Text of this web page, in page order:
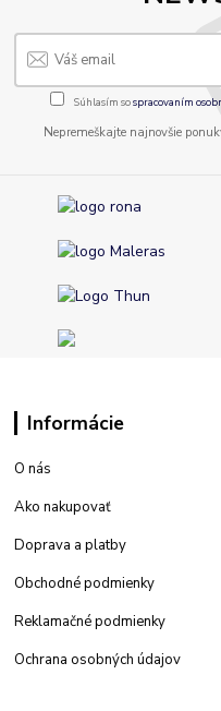
Súhlasím sospracovaním
Nepremeškajte najnovšie
Informácie
O nás
Ako nakupovať
Doprava a platby
Obchodné podmienky
Reklamačné podmienky
Ochrana osobných údajov